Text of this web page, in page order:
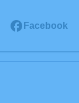
Facebook